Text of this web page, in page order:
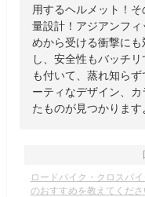
用するヘルメット！
量設計！アジアンフ
めから受ける衝撃に
し、安全性もバッチ
も付いて、蒸れ知ら
ーティなデザイン、
たものが見つかります
ロードバイク・クロスバ
のおすすめを教えてくださ